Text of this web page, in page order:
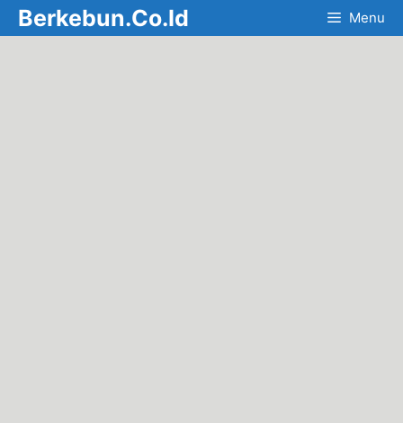
Skip
to
Berkebun.Co.Id Menu